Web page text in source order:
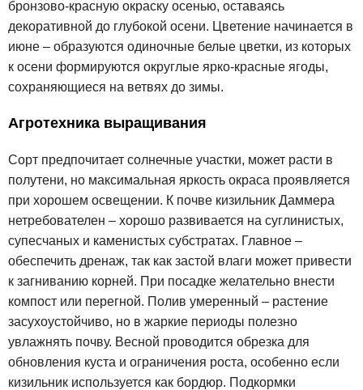
бронзово-красную окраску осенью, оставаясь
декоративной до глубокой осени. Цветение начинается в
июне – образуются одиночные белые цветки, из которых
к осени формируются округлые ярко-красные ягоды,
сохраняющиеся на ветвях до зимы.
Агротехника выращивания
Сорт предпочитает солнечные участки, может расти в
полутени, но максимальная яркость окраса проявляется
при хорошем освещении. К почве кизильник Даммера
нетребователен – хорошо развивается на суглинистых,
супесчаных и каменистых субстратах. Главное –
обеспечить дренаж, так как застой влаги может привести
к загниванию корней. При посадке желательно внести
компост или перегной. Полив умеренный – растение
засухоустойчиво, но в жаркие периоды полезно
увлажнять почву. Весной проводится обрезка для
обновления куста и ограничения роста, особенно если
кизильник используется как бордюр. Подкормки